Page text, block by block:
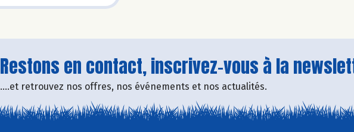
Restons en contact, inscrivez-vous à la
....et retrouvez nos offres, nos événements et nos actualités.